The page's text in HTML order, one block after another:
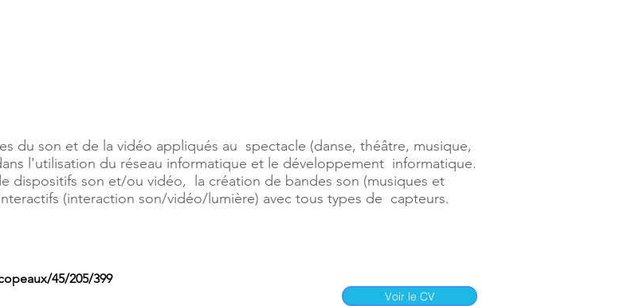
du son et de la vidéo appliqués au spectacle (danse, théâtre, musique,
l'utilisation du réseau informatique et le développement informatique.
dispositifs son et/ou vidéo, la création de bandes son (musiques et
(interaction son/vidéo/lumière) avec tous types de capteurs.
45/205/399
Voir le CV